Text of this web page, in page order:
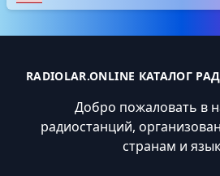
RADIOLAR.ONLINE КАТАЛОГ
Добро пожаловать в
радиостанций,
странам и